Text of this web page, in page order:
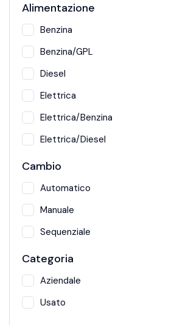
Alimentazione
Benzina
Benzina/GPL
Diesel
Elettrica
Elettrica/Benzina
Elettrica/Diesel
Cambio
Automatico
Manuale
Sequenziale
Categoria
Aziendale
Usato